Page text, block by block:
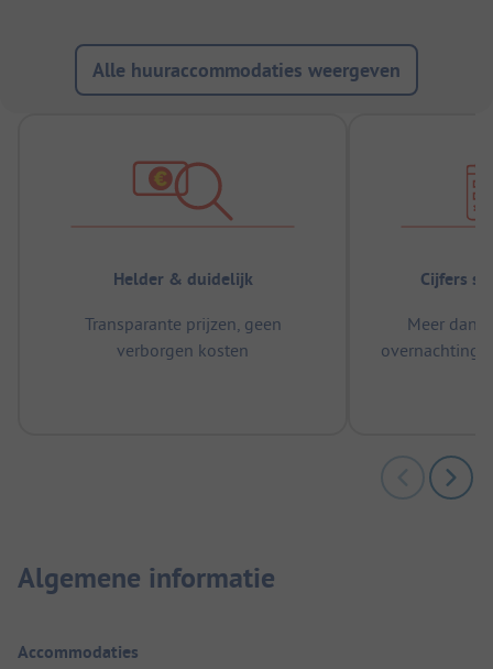
Alle huuraccommodaties weergeven
Helder & duidelijk
Transparante prijzen, geen
verborgen kosten
Cijfers
Meer dan
Algemene informatie
Accommodaties